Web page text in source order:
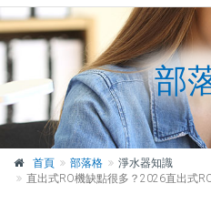
部
首頁 部落格
淨水器知識
直出式RO機缺點很多？2026直出式